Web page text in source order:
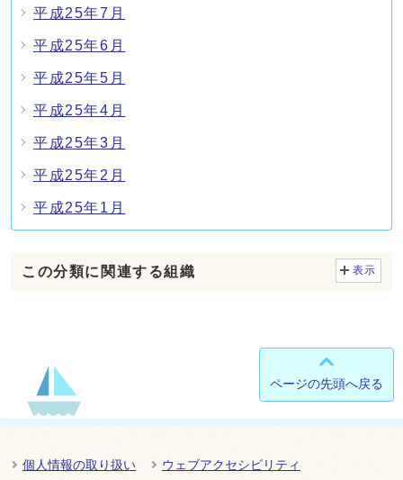
平成25年7月
平成25年6月
平成25年5月
平成25年4月
平成25年3月
平成25年2月
平成25年1月
この分類に関連する組織 表示
ページの先頭へ戻る
個人情報の取り扱い ウェブアクセシビリティ